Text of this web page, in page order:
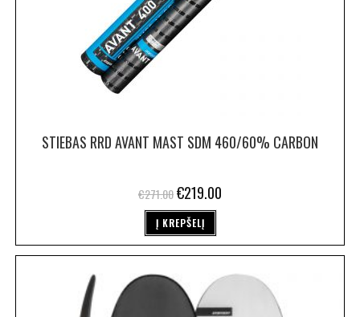
STIEBAS RRD AVANT MAST SDM 460/60% CARBON
€271.00€219.00
Į KREPŠELĮ